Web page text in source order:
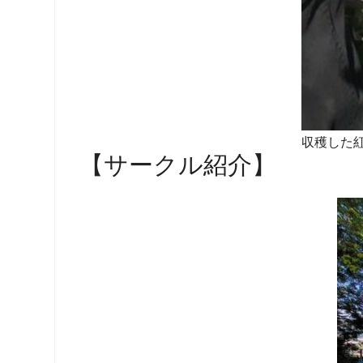
収穫した
【サークル紹介】